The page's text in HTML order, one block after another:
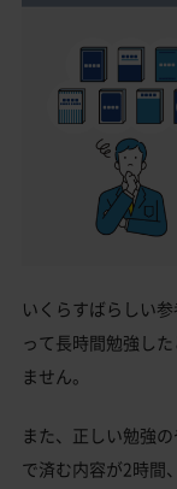
いくらすばらしい
って長時間勉強し
ません。
また、正しい勉強
で済む内容が2時間